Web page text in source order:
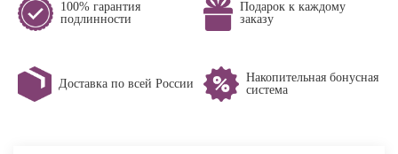
100% гарантия
подлинности
Подарок к каждому
заказу
Доставка по всей России
Накопительная бонусная
система